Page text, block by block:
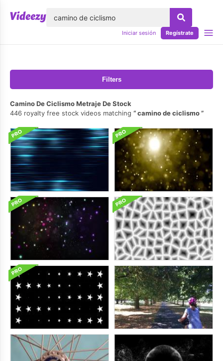
Iniciar sesión Regístrate
Filters
Camino De Ciclismo Metraje De Stock
446 royalty free stock videos matching
camino de ciclismo